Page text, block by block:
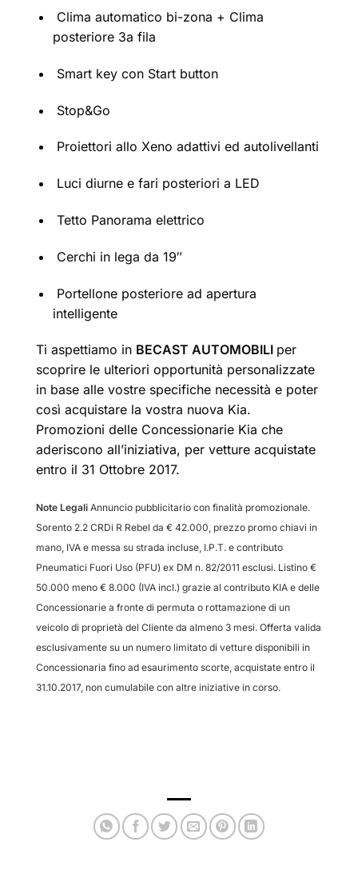
Clima automatico bi-zona + Clima
posteriore 3a fila
Smart key con Start button
Stop&Go
Proiettori allo Xeno adattivi ed autolivellanti
Luci diurne e fari posteriori a LED
Tetto Panorama elettrico
Cerchi in lega da 19″
Portellone posteriore ad apertura
intelligente
Ti aspettiamo in BECAST AUTOMOBILI per
scoprire le ulteriori opportunità personalizzate
in base alle vostre specifiche necessità e poter
così acquistare la vostra nuova Kia.
Promozioni delle Concessionarie Kia che
aderiscono all’iniziativa, per vetture acquistate
entro il 31 Ottobre 2017.
Note Legali Annuncio pubblicitario con finalità promozionale.
Sorento 2.2 CRDi R Rebel da € 42.000, prezzo promo chiavi in
mano, IVA e messa su strada incluse, I.P.T. e contributo
Pneumatici Fuori Uso (PFU) ex DM n. 82/2011 esclusi. Listino €
50.000 meno € 8.000 (IVA incl.) grazie al contributo KIA e delle
Concessionarie a fronte di permuta o rottamazione di un
veicolo di proprietà del Cliente da almeno 3 mesi. Offerta valida
esclusivamente su un numero limitato di vetture disponibili in
Concessionaria fino ad esaurimento scorte, acquistate entro il
31.10.2017, non cumulabile con altre iniziative in corso.